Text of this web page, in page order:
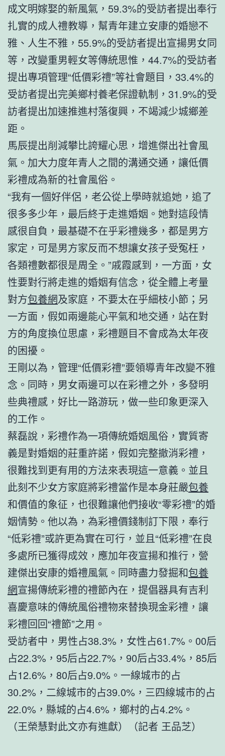
成文明嫁娶的新風氣，59.3%的受訪者提出奉行
扎實的成人禮教導，幫青年建立安康的婚戀不
雅、人生不雅，55.9%的受訪者提出宣揚男女同
等，改變重男輕女等傳統思惟，44.7%的受訪者
提出專項管理“低價彩禮”等社會題目，33.4%的
受訪者提出完美鄉村養老保證軌制，31.9%的受
訪者提出加速推進村落復興，不竭減少城鄉差
距。
馬辰提出削減攀比誇耀心思，增進傑出社會風
氣。加大力度年青人之間的溝通交通，讓低價
彩禮成為新的社會風俗。
“我有一個好伴侶，老公從上學時就追她，追了
很多多少年，最后終于走進婚姻。她對這段情
感很自負，最基礎不在乎彩禮幾多，都是男方
家定，可是男方家反而不想讓女孩子受冤枉，
各類禮數都很是周全。”戚霞感到，一方面，女
性要對行將走進的婚姻有信念，從全體上考量
對方包養網及家庭，不要太在乎細枝小節；另
一方面，假如兩邊能心平氣和地交通，站在對
方的角度換位思慮，彩禮題目不會成為太年夜
的困擾。
王剛以為，管理“低價彩禮”要領導青年改變不雅
念。同時，男女兩邊可以在彩禮之外，多發明
些典禮感，好比一路游玩，做一些印象更深入
的工作。
蔡磊說，彩禮作為一項傳統婚姻風俗，實質寄
義是對婚姻的莊重許諾，假如完整撤消彩禮，
很難找到更有用的方法來表現這一意義。並且
此刻不少女方家庭將彩禮當作是本身莊嚴包養
和價值的象征，也很難讓他們接收“零彩禮”的婚
姻情勢。他以為，為彩禮價錢制訂下限，奉行
“低彩禮”或許更為實在可行，並且“低彩禮”在良
多處所已獲得成效，應加年夜宣揚和推行，營
建傑出安康的婚禮風氣。同時盡力發掘和包養
網宣揚傳統彩禮的禮節內在，提倡器具有吉利
喜慶意味的傳統風俗禮物來替換現金彩禮，讓
彩禮回回“禮節”之用。
受訪者中，男性占38.3%，女性占61.7%。00后
占22.3%，95后占22.7%，90后占33.4%，85后
占12.6%，80后占9.0%。一線城市的占
30.2%，二線城市的占39.0%，三四線城市的占
22.0%，縣城的占4.6%，鄉村的占4.2%。
（王榮慧對此文亦有進獻）（記者 王品芝）